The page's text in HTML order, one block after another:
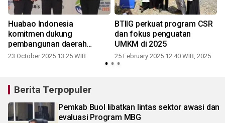
Huabao Indonesia
komitmen dukung
pembangunan daerah
melalui CSR
23 October 2025 13:25 WIB
BTIIG perkuat program CSR
dan fokus penguatan
UMKM di 2025
25 February 2025 12:40 WIB, 2025
Berita Terpopuler
Pemkab Buol libatkan lintas sektor awasi dan
evaluasi Program MBG